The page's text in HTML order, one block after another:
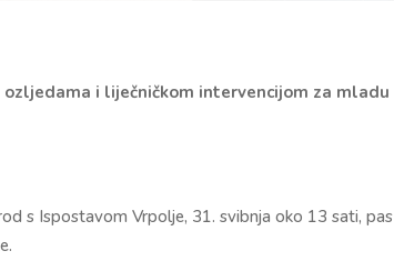
i liječničkom intervencijom za mladu
s Ispostavom Vrpolje, 31. svibnja oko 13 sati, pas